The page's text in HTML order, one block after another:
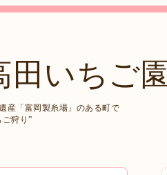
田いちご園
産「富岡製糸場」のある町で
ご狩り”